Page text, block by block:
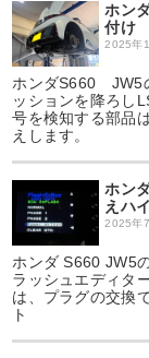
ホン
付け
2025年
ホンダS660 JW5
ッションを降ろし
号を検知する部品
えします。
ホン
えハ
2025年
ホンダ S660 JW5
ラッシュエディタ
は、プラグの交換
ト